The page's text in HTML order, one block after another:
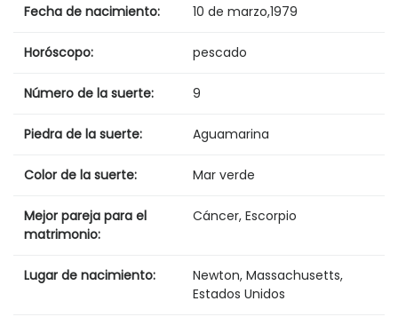
Fecha de nacimiento: 10 de marzo,1979
Horóscopo: pescado
Número de la suerte: 9
Piedra de la suerte: Aguamarina
Color de la suerte: Mar verde
Mejor pareja para el
matrimonio:
Cáncer, Escorpio
Lugar de nacimiento:
Newton, Massachusetts,
Estados Unidos